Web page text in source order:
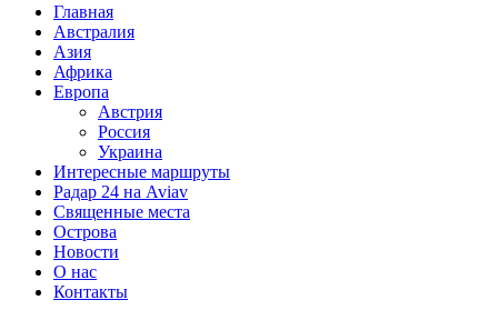
Главная
Австралия
Азия
Африка
Европа
Австрия
Россия
Украина
Интересные маршруты
Радар 24 на Aviav
Священные места
Острова
Новости
О нас
Контакты